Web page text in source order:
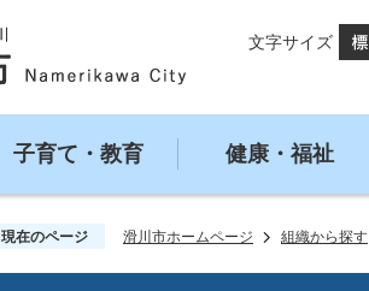
文字サイズ
子育て・教育 健康・福祉
現在のページ 滑川市ホームページ 組織から探す